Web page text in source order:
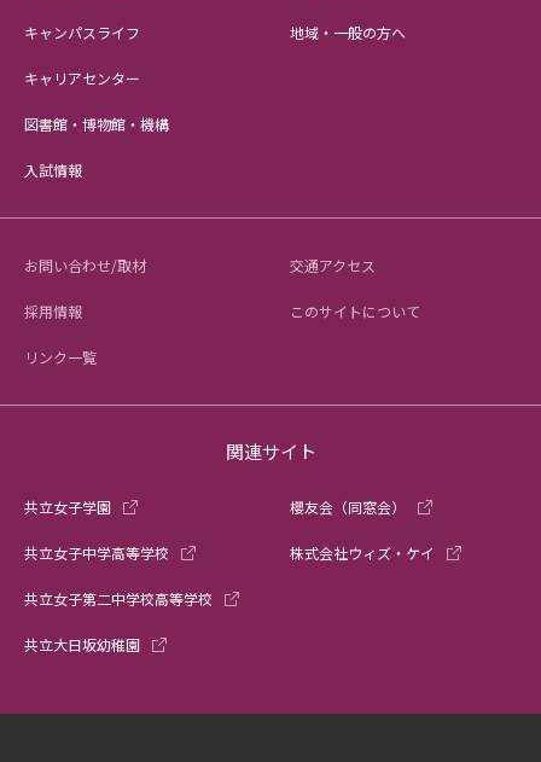
キャンパスライフ
キャリアセンター
図書館・博物館・機構
入試情報
地域・一般の方へ
お問い合わせ/取材 交通アクセス
採用情報 このサイトについて
リンク一覧
関連サイト
共立女子学園
共立女子中学高等学校
共立女子第二中学校高等学校
共立大日坂幼稚園
櫻友会（同窓会）
株式会社ウィズ・ケイ